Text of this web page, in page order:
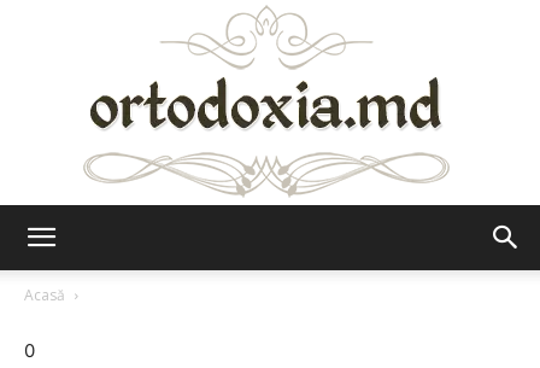
Acasă
0